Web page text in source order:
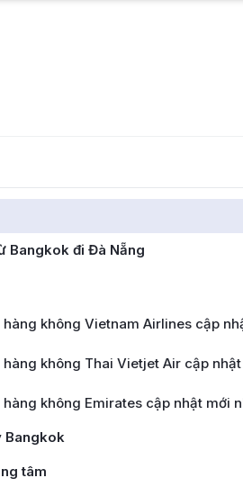
Bangkok đi Đà Nẵng
không Vietnam Airlines cập
không Thai Vietjet Air cập
không Emirates cập nhật mới
Bangkok
tâm